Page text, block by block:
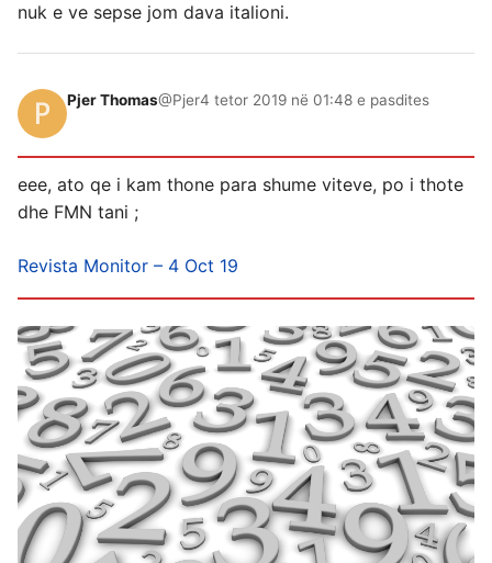
nuk e ve sepse jom dava italioni.
Pjer Thomas@Pjer4 tetor 2019 në 01:48 e pasdites
eee, ato qe i kam thone para shume viteve, po i thote
dhe FMN tani ;
Revista Monitor – 4 Oct 19